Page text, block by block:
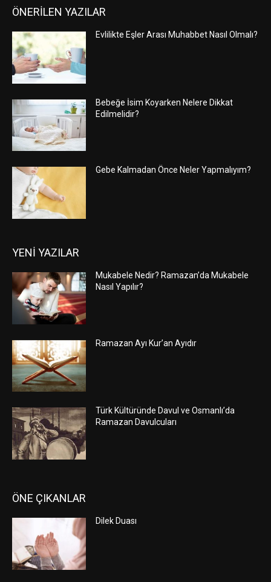
ÖNERİLEN YAZILAR
Evlilikte Eşler Arası Muhabbet Nasıl Olmalı?
Bebeğe İsim Koyarken Nelere Dikkat
Edilmelidir?
Gebe Kalmadan Önce Neler Yapmalıyım?
YENİ YAZILAR
Mukabele Nedir? Ramazan’da Mukabele
Nasıl Yapılır?
Ramazan Ayı Kur’an Ayıdır
Türk Kültüründe Davul ve Osmanlı’da
Ramazan Davulcuları
ÖNE ÇIKANLAR
Dilek Duası